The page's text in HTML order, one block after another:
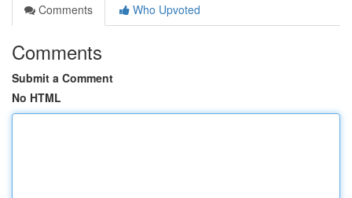
Comments
Who Upvoted
Comments
Submit a Comment
No HTML